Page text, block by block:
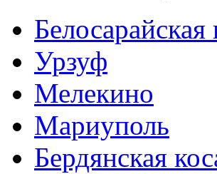
Белосарайская
Урзуф
Мелекино
Мариуполь
Бердянская